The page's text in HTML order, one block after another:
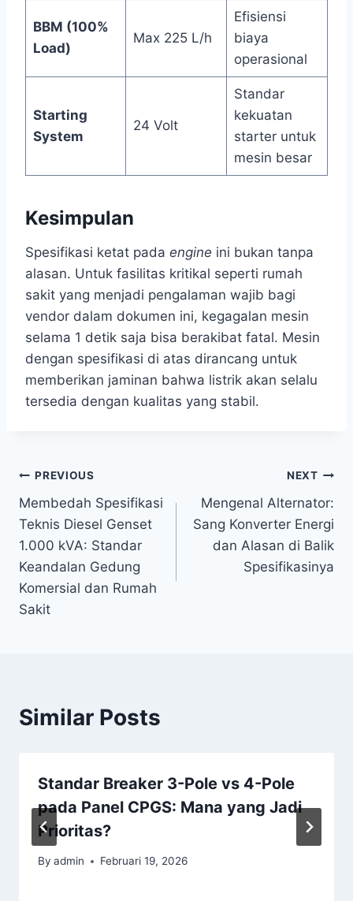
BBM (100%
Load)
Max 225 L/h
Efisiensi
biaya
operasional
Starting
System
24 Volt
Standar
kekuatan
starter untuk
mesin besar
Kesimpulan
Spesifikasi ketat pada engine ini bukan tanpa
alasan. Untuk fasilitas kritikal seperti rumah
sakit yang menjadi pengalaman wajib bagi
vendor dalam dokumen ini, kegagalan mesin
selama 1 detik saja bisa berakibat fatal. Mesin
dengan spesifikasi di atas dirancang untuk
memberikan jaminan bahwa listrik akan selalu
tersedia dengan kualitas yang stabil.
PREVIOUS
Membedah Spesifikasi
Teknis Diesel Genset
1.000 kVA: Standar
Keandalan Gedung
Komersial dan Rumah
Sakit
NEXT
Mengenal Alternator:
Sang Konverter Energi
dan Alasan di Balik
Spesifikasinya
Similar Posts
Standar Breaker 3-Pole vs 4-Pole
pada Panel CPGS: Mana yang Jadi
Prioritas?
By admin Februari 19, 2026